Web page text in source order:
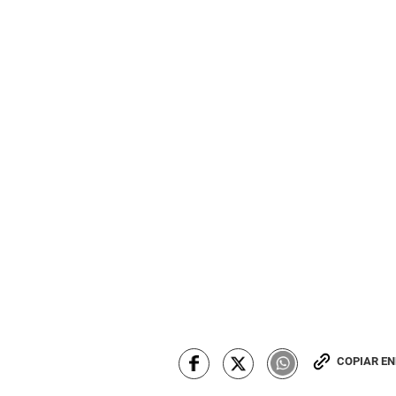
COPIAR